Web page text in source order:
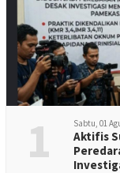
1 Sabtu, 01
Aktifis